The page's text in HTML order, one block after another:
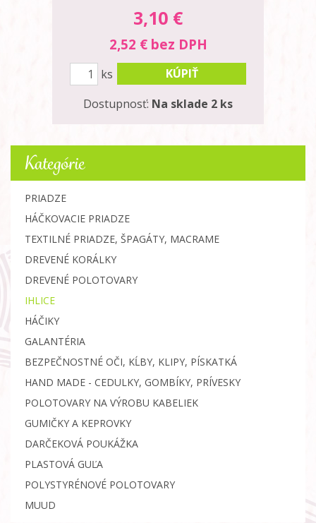
3,10 €
2,52 € bez DPH
ks
KÚPIŤ
Dostupnosť: Na sklade 2 ks
Kategórie
PRIADZE
HÁČKOVACIE PRIADZE
TEXTILNÉ PRIADZE, ŠPAGÁTY, MACRAME
DREVENÉ KORÁLKY
DREVENÉ POLOTOVARY
IHLICE
HÁČIKY
GALANTÉRIA
BEZPEČNOSTNÉ OČI, KĹBY, KLIPY, PÍSKATKÁ
HAND MADE - CEDULKY, GOMBÍKY, PRÍVESKY
POLOTOVARY NA VÝROBU KABELIEK
GUMIČKY A KEPROVKY
DARČEKOVÁ POUKÁŽKA
PLASTOVÁ GUĽA
POLYSTYRÉNOVÉ POLOTOVARY
MUUD